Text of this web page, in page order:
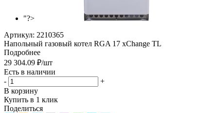
"?>
Артикул: 2210365
Напольный газовый котел RGA 17 xChange TL
Подробнее
29 304.09 ₽/шт
Есть в наличии
-
+
В корзину
Купить в 1 клик
Поделиться